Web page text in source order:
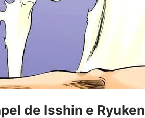
de Isshin e Ryuken